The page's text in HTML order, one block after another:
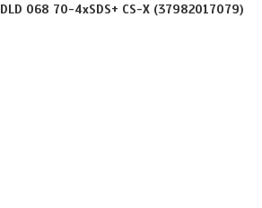
068 70-4xSDS+ CS-X (37982017079)